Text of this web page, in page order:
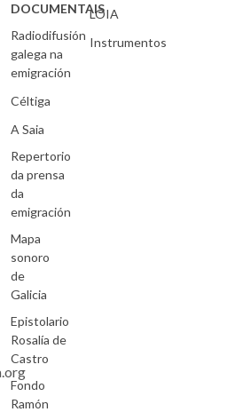
DOCUMENTAIS
Radiodifusión
galega na
emigración
Céltiga
A Saia
Repertorio
da prensa
da
emigración
Mapa
sonoro
de
Galicia
Epistolario
Rosalía de
Castro
Fondo
Ramón
LOIA
Instrumentos